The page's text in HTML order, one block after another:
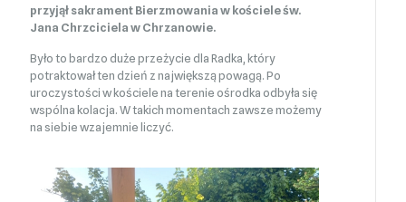
przyjął sakrament Bierzmowania w kościele św.
Jana Chrzciciela w Chrzanowie.
Było to bardzo duże przeżycie dla Radka, który
potraktował ten dzień z największą powagą. Po
uroczystości w kościele na terenie ośrodka odbyła się
wspólna kolacja. W takich momentach zawsze możemy
na siebie wzajemnie liczyć.